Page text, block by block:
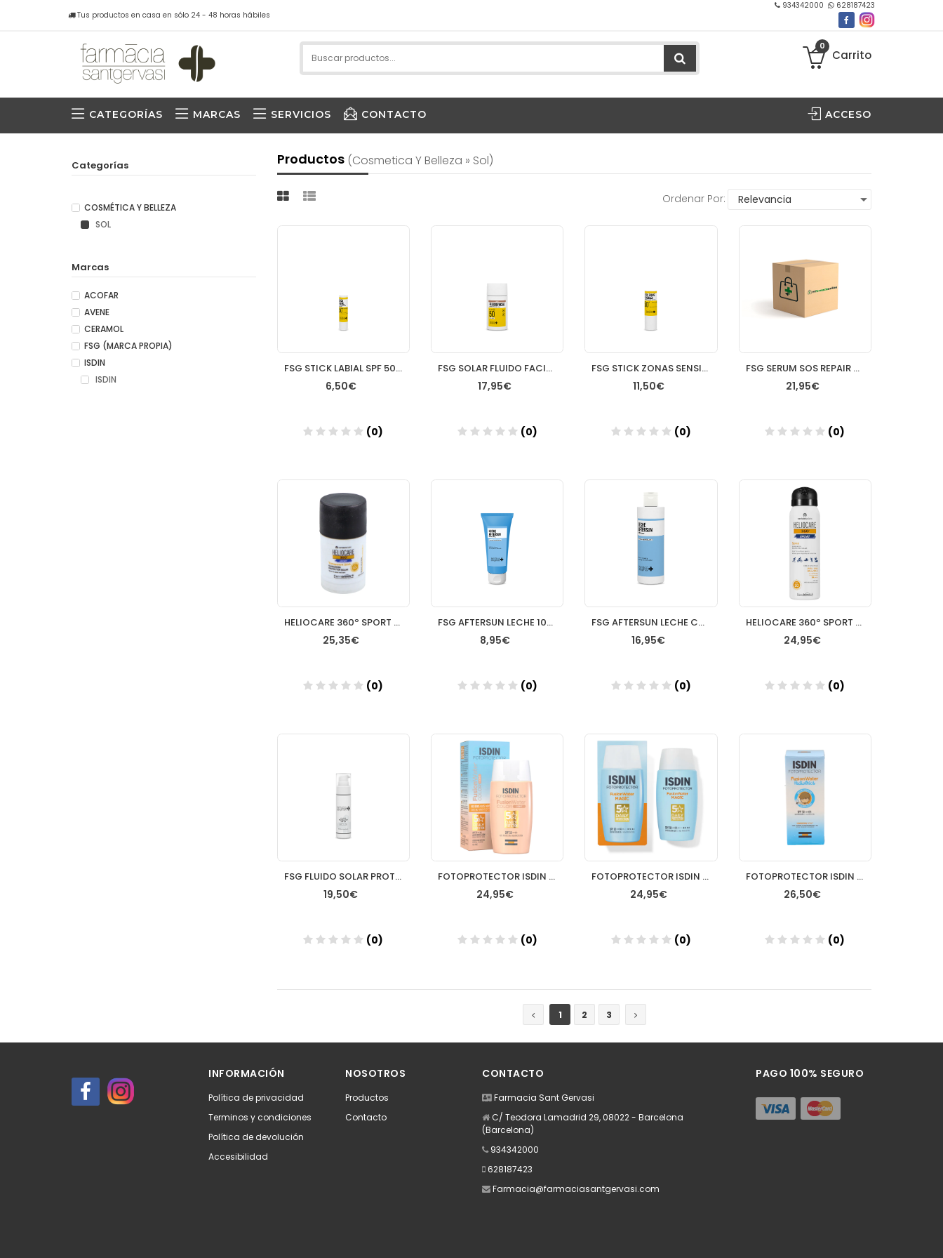
Tus productos en casa en sólo 24 - 48 horas hábiles
934342000 628187423
0
Carrito
CATEGORÍAS MARCAS SERVICIOS CONTACTO ACCESO
Productos (cosmetica Y Belleza » Sol)
Ordenar Por:
FSG STICK LABIAL SPF 50+ 45GR
6,50€
(0)
FSG SOLAR FLUIDO FACIAL SPF 50+ 50ML OIL FREE COLOR DORE
17,95€
(0)
FSG STICK ZONAS SENSIBLES SPF 50+ 10GR
11,50€
(0)
FSG SERUM SOS REPAIR 50ML
21,95€
(0)
Añadir
HELIOCARE 360º SPORT PROTECTOR SOLAR STICK SPF 50+ 1 ENVASE 25 G
25,35€
(0)
FSG AFTERSUN LECHE 100ML
8,95€
(0)
Añadir
FSG AFTERSUN LECHE CORPORAL 400ML
16,95€
(0)
Añadir
HELIOCARE 360º SPORT SPRAY PROTECTOR SOLAR SPF 50 1 ENVASE 100 ML
24,95€
(0)
FSG FLUIDO SOLAR PROTECCION SPF 50 50ML
19,50€
(0)
FOTOPROTECTOR ISDIN SPF 50 FUSION WATER COLOR 1 ENVASE 50 ML LIGHT
24,95€
(0)
FOTOPROTECTOR ISDIN SPF50+ FUSION WATER 50 ML
24,95€
(0)
FOTOPROTECTOR ISDIN PEDIATRICS FUSION WATER SPF 50
26,50€
(0)
1
2 3
Categorías
COSMÉTICA Y BELLEZA
SOL
Marcas
ACOFAR
AVENE
CERAMOL
FSG (MARCA PROPIA)
ISDIN
ISDIN
INFORMACIÓN
Política de privacidad
Terminos y condiciones
Política de devolución
Accesibilidad
NOSOTROS
Productos
Contacto
CONTACTO
Farmacia Sant Gervasi
C/ Teodora Lamadrid 29, 08022 - Barcelona
(Barcelona)
934342000
628187423
Farmacia@farmaciasantgervasi.com
PAGO 100% SEGURO